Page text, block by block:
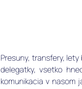
Presuny, transfery,
delegatky, vsetko
komunikacia v nasom